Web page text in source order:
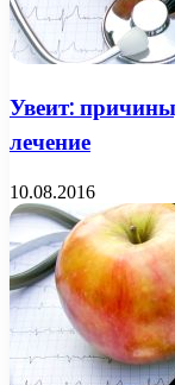
Увеит:
лечение
10.08.2016